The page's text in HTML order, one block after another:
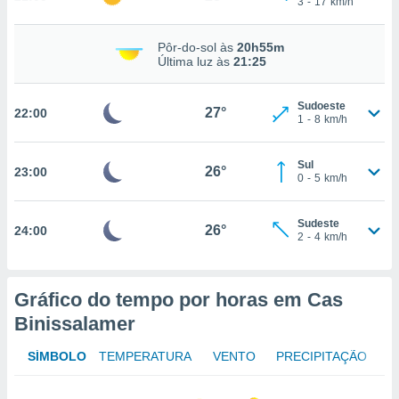
caso,
cookies
ou
Pode
de
através
Pôr-do-sol às 20h55m
Última luz às 21:25
22:00 27°
Sudoeste
1 - 8 km/h
23:00 26°
Sul
0 - 5 km/h
24:00 26°
Sudeste
2 - 4 km/h
Gráfico do tempo por horas em Cas
Binissalamer
SÍMBOLO TEMPERATURA VENTO PRECIPITAÇÃO